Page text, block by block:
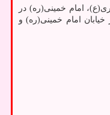
امام خمینی(ره) در
(چهارمردان)، پنبه چی در خیابان امام خمینی(ره) و